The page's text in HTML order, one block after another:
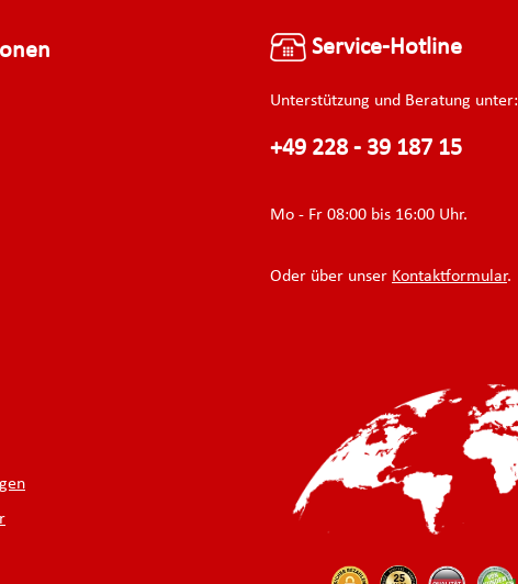
Service-Hotline
Unterstützung und Beratung unter:
+49 228 - 39 187 15
Mo - Fr 08:00 bis 16:00 Uhr.
Oder über unser Kontaktformular.